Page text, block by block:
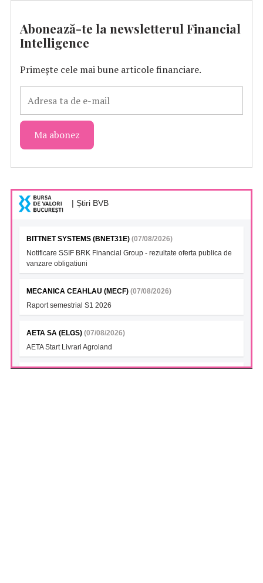
Abonează-te la newsletterul Financial
Intelligence
Primește cele mai bune articole financiare.
| Știri BVB
BITTNET SYSTEMS (BNET31E) (07/08/2026)
Notificare SSIF BRK Financial Group - rezultate oferta publica de
vanzare obligatiuni
MECANICA CEAHLAU (MECF) (07/08/2026)
Raport semestrial S1 2026
AETA SA (ELGS) (07/08/2026)
AETA Start Livrari Agroland